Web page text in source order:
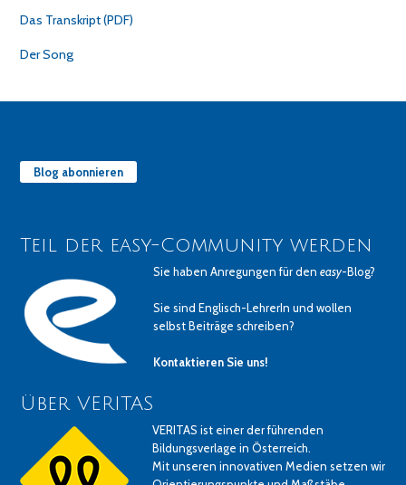
Das Transkript (PDF)
Der Song
Blog abonnieren
Teil der easy-Community werden
Sie haben Anregungen für deneasy-Blog?
Sie sind Englisch-LehrerIn und wollen
selbst Beiträge schreiben?
Kontaktieren Sie uns!
Über VERITAS
VERITAS ist einer der führenden
Bildungsverlage in Österreich.
Mit unseren innovativen Medien setzen wir